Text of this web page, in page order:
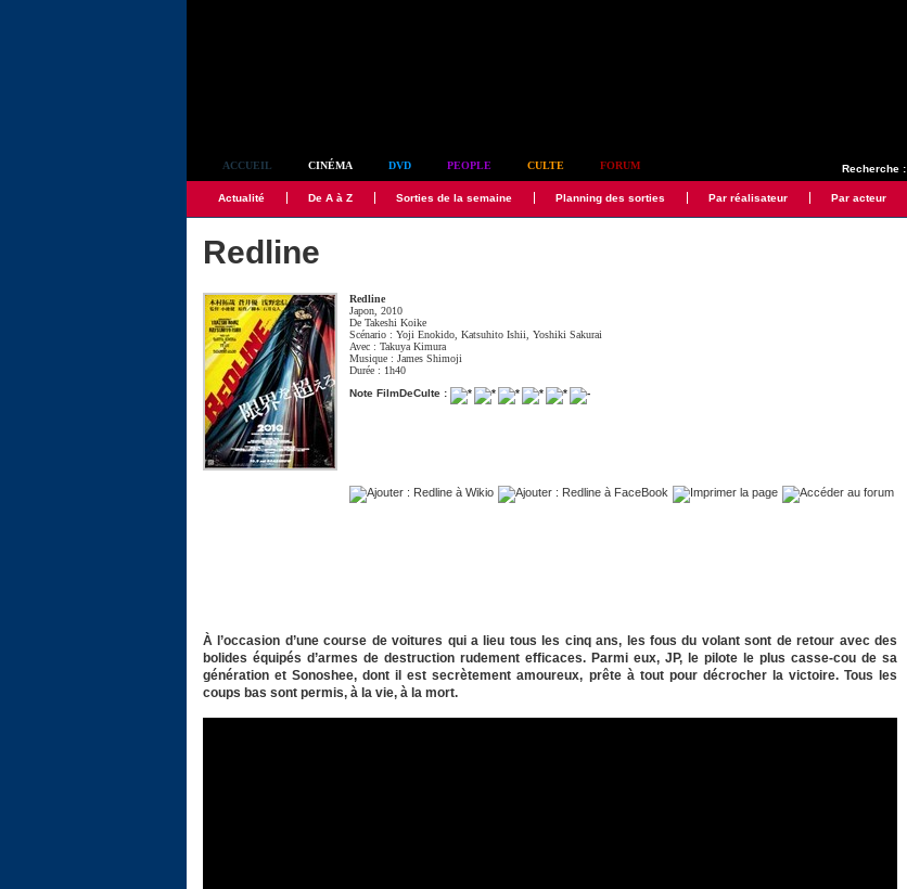
Recherche :
ACCUEIL CINÉMA DVD PEOPLE CULTE FORUM
Actualité De A à Z Sorties de la semaine Planning des sorties Par réalisateur Par acteur
Redline
Redline
Japon, 2010
DeTakeshi Koike
Scénario :Yoji Enokido ,Katsuhito Ishii ,Yoshiki Sakurai
Avec :Takuya Kimura
Musique :James Shimoji
Durée : 1h40
Note FilmDeCulte :
À l’occasion d’une course de voitures qui a lieu tous les cinq ans, les fous du volant sont de retour avec des
bolides équipés d’armes de destruction rudement efficaces. Parmi eux, JP, le pilote le plus casse-cou de sa
génération et Sonoshee, dont il est secrètement amoureux, prête à tout pour décrocher la victoire. Tous les
coups bas sont permis, à la vie, à la mort.